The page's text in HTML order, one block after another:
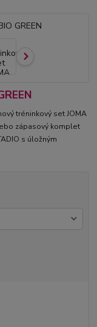
tréninkový set JOMA
zápasový komplet
s úložným